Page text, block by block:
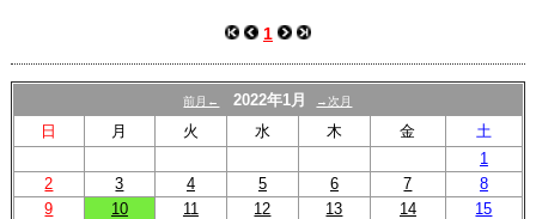
1
前月← 2022年1月 →次月
日 月 火 水 木 金
土
1
2
3 4 5 6 7
8
9
10 11 12 13 14
15